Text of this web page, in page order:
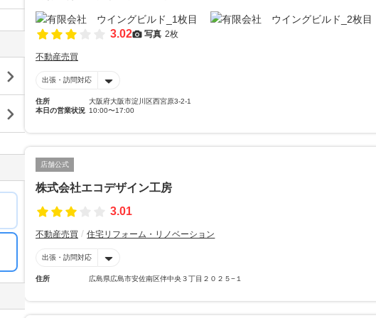
3.02 写真 2枚
不動産売買
出張・訪問対応
住所
大阪府大阪市淀川区西宮原3-2-1
本日の営業状況 10:00〜17:00
店舗公式
株式会社エコデザイン工房
3.01
不動産売買 住宅リフォーム・リノベーション
出張・訪問対応
住所 広島県広島市安佐南区伴中央３丁目２０２５−１